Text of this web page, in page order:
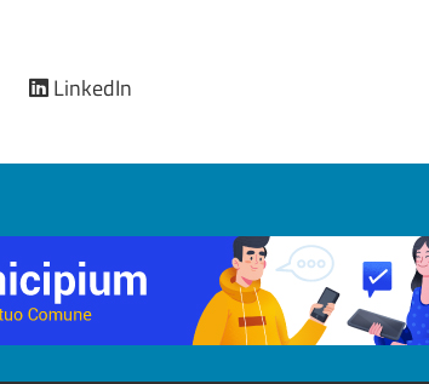
LinkedIn